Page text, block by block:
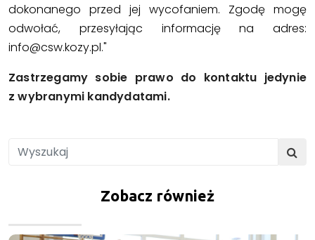
dokonanego przed jej wycofaniem. Zgodę mogę
odwołać, przesyłając informację na adres:
info@csw.kozy.pl."
Zastrzegamy sobie prawo do kontaktu jedynie
z wybranymi kandydatami.
Zobacz również